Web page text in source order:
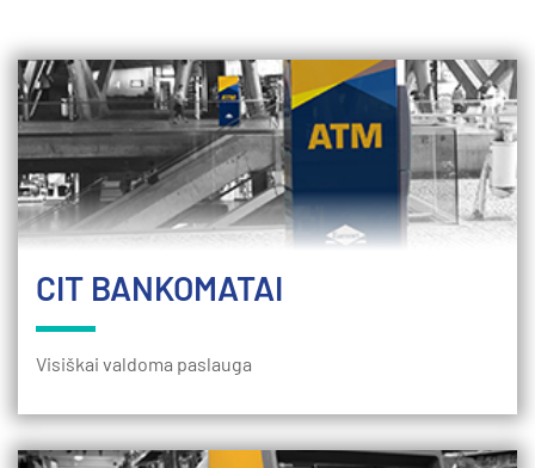
CIT BANKOMATAI
Visiškai valdoma paslauga